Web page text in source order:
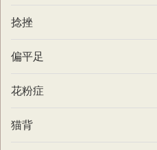
捻挫
偏平足
花粉症
猫背